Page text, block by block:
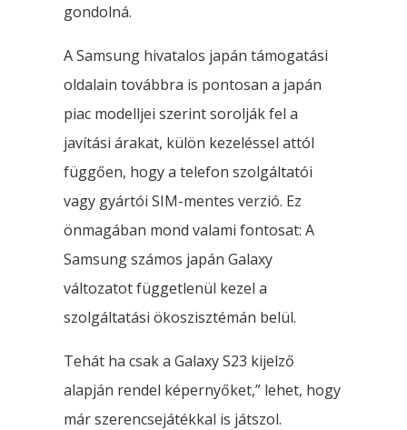
gondolná.
A Samsung hivatalos japán támogatási
oldalain továbbra is pontosan a japán
piac modelljei szerint sorolják fel a
javítási árakat, külön kezeléssel attól
függően, hogy a telefon szolgáltatói
vagy gyártói SIM-mentes verzió. Ez
önmagában mond valami fontosat: A
Samsung számos japán Galaxy
változatot függetlenül kezel a
szolgáltatási ökoszisztémán belül.
Tehát ha csak a Galaxy S23 kijelző
alapján rendel képernyőket,” lehet, hogy
már szerencsejátékkal is játszol.